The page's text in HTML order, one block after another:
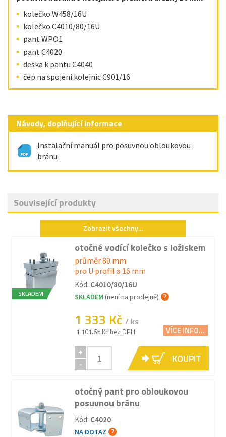
kolečko W458/16U
kolečko C4010/80/16U
pant WPO1
pant C4020
deska k pantu C4040
čep na spojení kolejnic C901/16
Návody, doplňující informace
Instalační manuál pro posuvnou obloukovou
bránu
Související produkty
Zobrazit všechny...
SKLADEM
otočné vodící kolečko s ložiskem
průměr 80 mm
pro U profil ø 16 mm
Kód: C4010/80/16U
SKLADEM (není na prodejně)
1 333 Kč / ks
1 101.65 Kč bez DPH VÍCE INFO...
+
-
KOUPIT
otočný pant pro obloukovou
posuvnou bránu
Kód: C4020
NA DOTAZ